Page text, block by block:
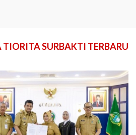
SURBAKTI TERBARU